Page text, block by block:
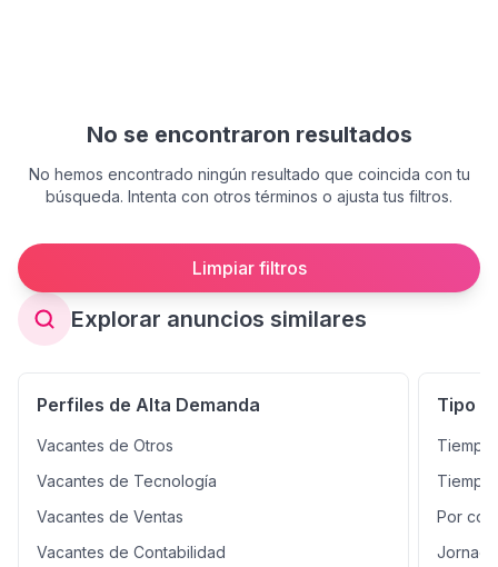
No se encontraron resultados
No hemos encontrado ningún resultado que coincida con tu
búsqueda. Intenta con otros términos o ajusta tus filtros.
Limpiar filtros
Explorar anuncios similares
Perfiles de Alta Demanda
Vacantes de Otros
Vacantes de Tecnología
Vacantes de Ventas
Vacantes de Contabilidad
Tipo
Tiempo
Por